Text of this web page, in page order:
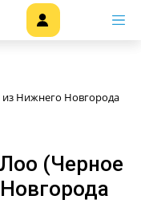
Нижнего Новгорода
(Черное